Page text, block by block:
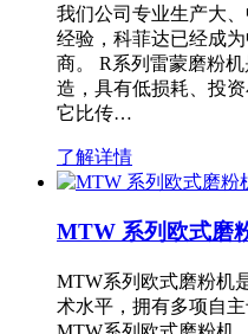
我们公司专业生产大
经验，科菲达已经成
商。 R系列雷蒙磨粉
造，具有低损耗、投
它比传…
了解详情
MTW 系列欧式磨
MTW系列欧式磨粉机
术水平，拥有多项自